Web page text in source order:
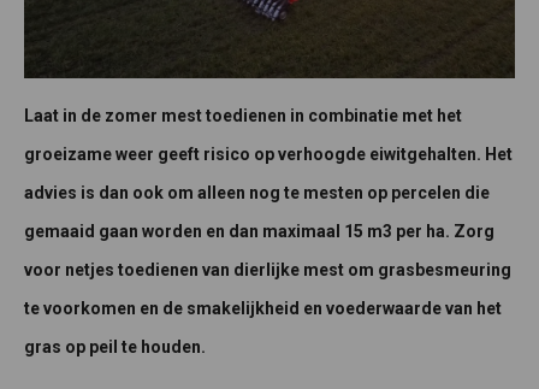
Laat in de zomer mest toedienen in combinatie met het
groeizame weer geeft risico op verhoogde eiwitgehalten. Het
advies is dan ook om alleen nog te mesten op percelen die
gemaaid gaan worden en dan maximaal 15 m3 per ha. Zorg
voor netjes toedienen van dierlijke mest om grasbesmeuring
te voorkomen en de smakelijkheid en voederwaarde van het
gras op peil te houden.